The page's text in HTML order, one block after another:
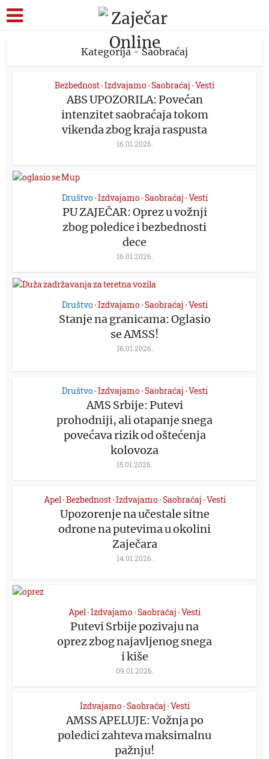
Kategorija - Saobraćaj
Bezbednost•Izdvajamo•Saobraćaj •Vesti
ABS UPOZORILA: Povećan
intenzitet saobraćaja tokom
vikenda zbog kraja raspusta
16.01.2026.
Društvo •Izdvajamo •Saobraćaj •Vesti
PU ZAJEČAR: Oprez u vožnji
zbog poledice i bezbednosti
dece
16.01.2026.
Društvo •Izdvajamo •Saobraćaj •Vesti
Stanje na granicama: Oglasio
se AMSS!
16.01.2026.
Društvo •Izdvajamo •Saobraćaj •Vesti
AMS Srbije: Putevi
prohodniji, ali otapanje snega
povećava rizik od oštećenja
kolovoza
15.01.2026.
Apel •Bezbednost •Izdvajamo •Saobraćaj •Vesti
Upozorenje na učestale sitne
odrone na putevima u okolini
Zaječara
14.01.2026.
Apel•Izdvajamo•Saobraćaj •Vesti
Putevi Srbije pozivaju na
oprez zbog najavljenog snega
i kiše
09.01.2026.
Izdvajamo •Saobraćaj •Vesti
AMSS APELUJE: Vožnja po
poledici zahteva maksimalnu
pažnju!